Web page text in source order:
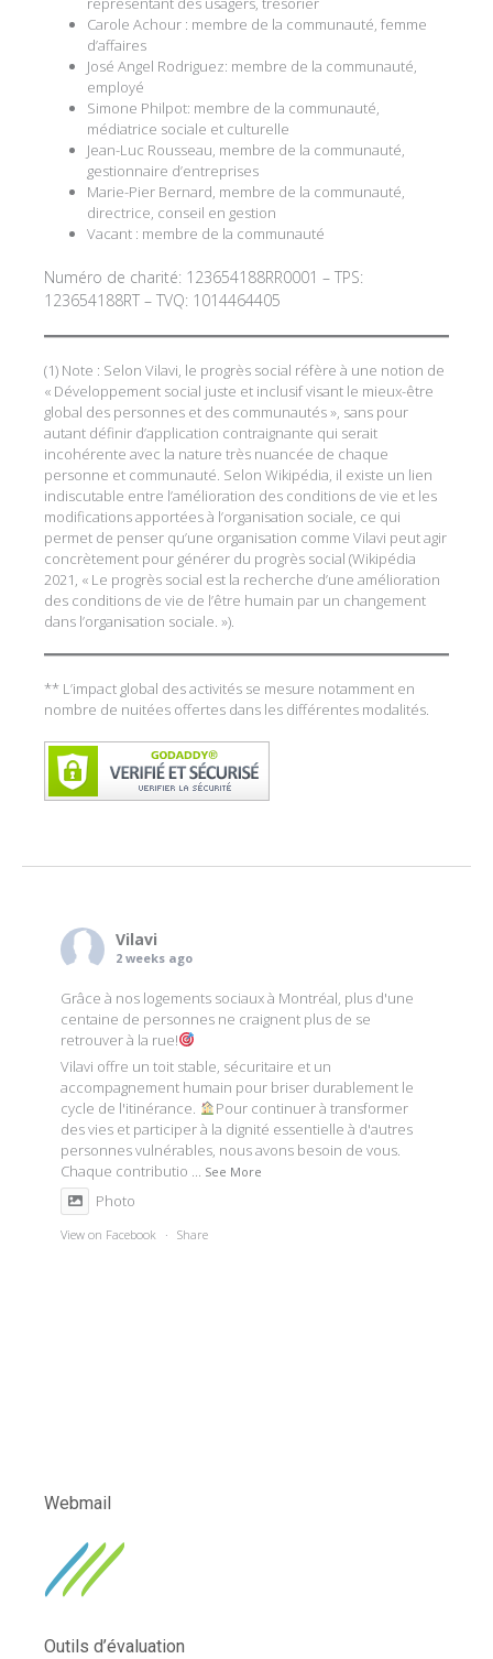
Carole Achour : membre de la communauté, femme
d’affaires
José Angel Rodriguez: membre de la communauté,
employé
Simone Philpot: membre de la communauté,
médiatrice sociale et culturelle
Jean-Luc Rousseau, membre de la communauté,
gestionnaire d’entreprises
Marie-Pier Bernard, membre de la communauté,
directrice, conseil en gestion
Vacant : membre de la communauté
Numéro de charité: 123654188RR0001 – TPS:
123654188RT – TVQ: 1014464405
(1) Note : Selon Vilavi, le progrès social réfère à une notion de
« Développement social juste et inclusif visant le mieux-être
global des personnes et des communautés », sans pour
autant définir d’application contraignante qui serait
incohérente avec la nature très nuancée de chaque
personne et communauté. Selon Wikipédia, il existe un lien
indiscutable entre l’amélioration des conditions de vie et les
modifications apportées à l’organisation sociale, ce qui
permet de penser qu’une organisation comme Vilavi peut agir
concrètement pour générer du progrès social (Wikipédia
2021, « Le progrès social est la recherche d’une amélioration
des conditions de vie de l’être humain par un changement
dans l’organisation sociale. »).
** L’impact global des activités se mesure notamment en
nombre de nuitées offertes dans les différentes modalités.
Vilavi
2 weeks ago
Grâce à nos logements sociaux à Montréal, plus d'une
centaine de personnes ne craignent plus de se
retrouver à la rue!
Vilavi offre un toit stable, sécuritaire et un
accompagnement humain pour briser durablement le
cycle de l'itinérance.
Pour continuer à transformer
des vies et participer à la dignité essentielle à d'autres
personnes vulnérables, nous avons besoin de vous.
Chaque contributio ... See More
Photo
View on Facebook · Share
Webmail
Outils d’évaluation